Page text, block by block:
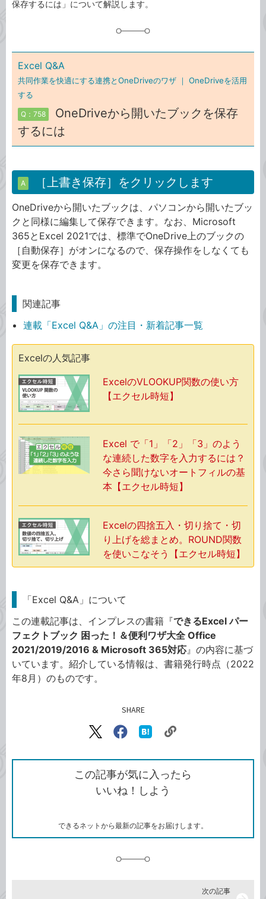
保存するには」について解説します。
Excel Q&A
共同作業を快適にする連携とOneDriveのワザ ｜ OneDriveを活用
する
Q：758
OneDriveから開いたブックを保存
するには
A ［上書き保存］をクリックします
OneDriveから開いたブックは、パソコンから開いたブッ
クと同様に編集して保存できます。なお、Microsoft
365とExcel 2021では、標準でOneDrive上のブックの
［自動保存］がオンになるので、保存操作をしなくても
変更を保存できます。
関連記事
連載「Excel Q&A」の注目・新着記事一覧
Excelの人気記事
ExcelのVLOOKUP関数の使い方
【エクセル時短】
Excel で「1」「2」「3」のよう
な連続した数字を入力するには？
今さら聞けないオートフィルの基
本【エクセル時短】
Excelの四捨五入・切り捨て・切
り上げを総まとめ。ROUND関数
を使いこなそう【エクセル時短】
「Excel Q&A」について
この連載記事は、インプレスの書籍『できるExcel パー
フェクトブック 困った！＆便利ワザ大全 Office
2021/2019/2016 & Microsoft 365対応』の内容に基づ
いています。紹介している情報は、書籍発行時点（2022
年8月）のものです。
SHARE
X（旧
で
シ
ェ
ア
Facebook
シ
ェ
ア
な
ブ
ッ
ク
ク
ク
を
コ
この記事が気に入ったら
いいね！しよう
できるネットから最新の記事をお届けします。
次の記事